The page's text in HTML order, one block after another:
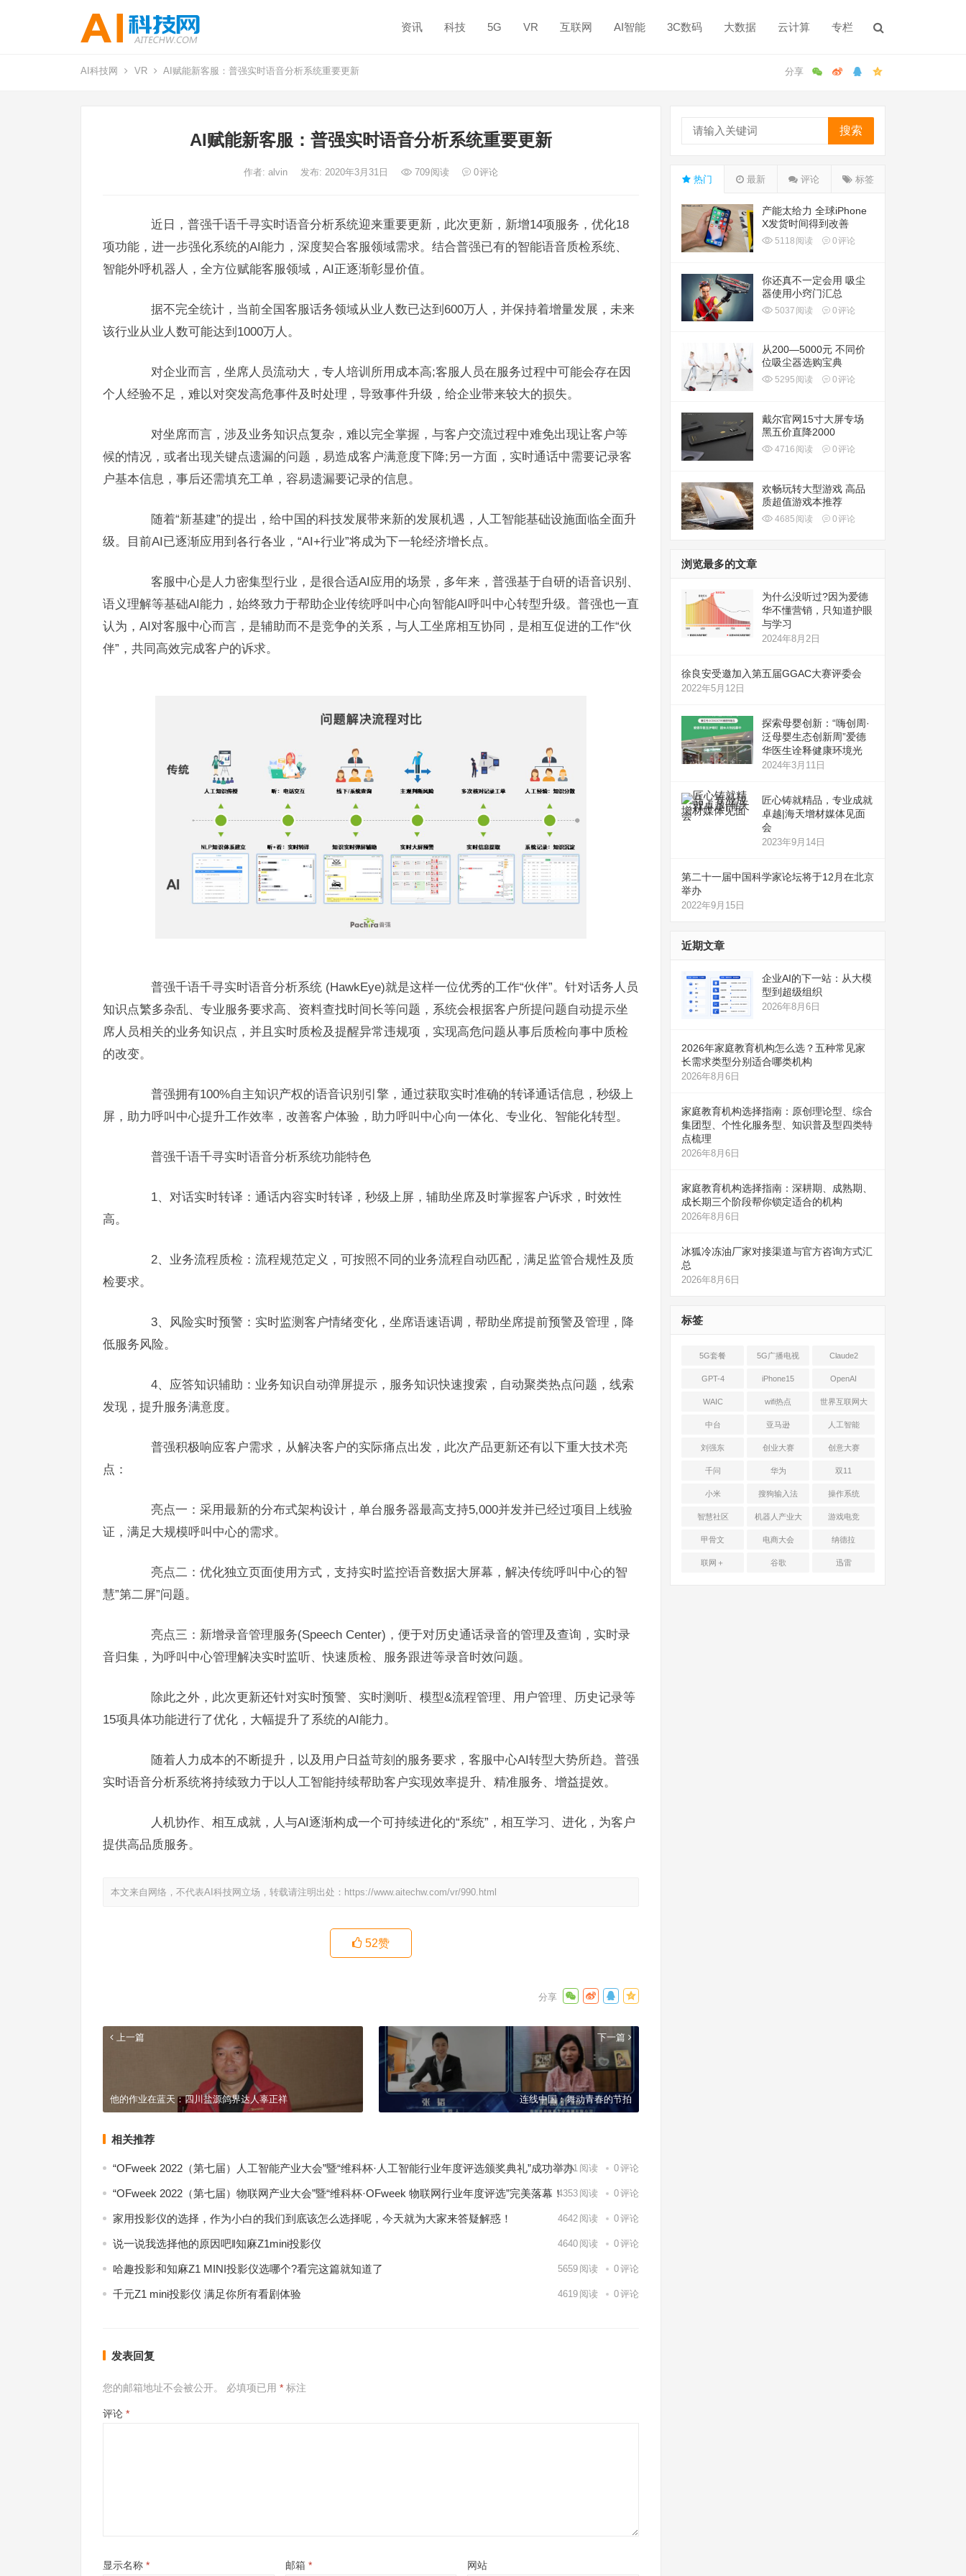
资讯 科技 5G VR 互联网 AI智能 3C数码 大数据 云计算 专栏
AI科技网 VR AI赋能新客服：普强实时语音分析系统重要更新
AI赋能新客服：普强实时语音分析系统重要更新
作者: alvin 发布: 2020年3月31日 709阅读 0评论
近日，普强千语千寻实时语音分析系统迎来重要更新，此次更新，新增14项服务，优化18
项功能，进一步强化系统的AI能力，深度契合客服领域需求。结合普强已有的智能语音质检系统、
智能外呼机器人，全方位赋能客服领域，AI正逐渐彰显价值。
据不完全统计，当前全国客服话务领域从业人数已达到600万人，并保持着增量发展，未来
该行业从业人数可能达到1000万人。
对企业而言，坐席人员流动大，专人培训所用成本高;客服人员在服务过程中可能会存在因
个人经验不足，难以对突发高危事件及时处理，导致事件升级，给企业带来较大的损失。
对坐席而言，涉及业务知识点复杂，难以完全掌握，与客户交流过程中难免出现让客户等
候的情况，或者出现关键点遗漏的问题，易造成客户满意度下降;另一方面，实时通话中需要记录客
户基本信息，事后还需填充工单，容易遗漏要记录的信息。
随着“新基建”的提出，给中国的科技发展带来新的发展机遇，人工智能基础设施面临全面升
级。目前AI已逐渐应用到各行各业，“AI+行业”将成为下一轮经济增长点。
客服中心是人力密集型行业，是很合适AI应用的场景，多年来，普强基于自研的语音识别、
语义理解等基础AI能力，始终致力于帮助企业传统呼叫中心向智能AI呼叫中心转型升级。普强也一直
认为，AI对客服中心而言，是辅助而不是竞争的关系，与人工坐席相互协同，是相互促进的工作“伙
伴”，共同高效完成客户的诉求。
普强千语千寻实时语音分析系统 (HawkEye)就是这样一位优秀的工作“伙伴”。针对话务人员
知识点繁多杂乱、专业服务要求高、资料查找时间长等问题，系统会根据客户所提问题自动提示坐
席人员相关的业务知识点，并且实时质检及提醒异常违规项，实现高危问题从事后质检向事中质检
的改变。
普强拥有100%自主知识产权的语音识别引擎，通过获取实时准确的转译通话信息，秒级上
屏，助力呼叫中心提升工作效率，改善客户体验，助力呼叫中心向一体化、专业化、智能化转型。
普强千语千寻实时语音分析系统功能特色
1、对话实时转译：通话内容实时转译，秒级上屏，辅助坐席及时掌握客户诉求，时效性
高。
2、业务流程质检：流程规范定义，可按照不同的业务流程自动匹配，满足监管合规性及质
检要求。
3、风险实时预警：实时监测客户情绪变化，坐席语速语调，帮助坐席提前预警及管理，降
低服务风险。
4、应答知识辅助：业务知识自动弹屏提示，服务知识快速搜索，自动聚类热点问题，线索
发现，提升服务满意度。
普强积极响应客户需求，从解决客户的实际痛点出发，此次产品更新还有以下重大技术亮
点：
亮点一：采用最新的分布式架构设计，单台服务器最高支持5,000并发并已经过项目上线验
证，满足大规模呼叫中心的需求。
亮点二：优化独立页面使用方式，支持实时监控语音数据大屏幕，解决传统呼叫中心的智
慧”第二屏”问题。
亮点三：新增录音管理服务(Speech Center)，便于对历史通话录音的管理及查询，实时录
音归集，为呼叫中心管理解决实时监听、快速质检、服务跟进等录音时效问题。
除此之外，此次更新还针对实时预警、实时测听、模型&流程管理、用户管理、历史记录等
15项具体功能进行了优化，大幅提升了系统的AI能力。
随着人力成本的不断提升，以及用户日益苛刻的服务要求，客服中心AI转型大势所趋。普强
实时语音分析系统将持续致力于以人工智能持续帮助客户实现效率提升、精准服务、增益提效。
人机协作、相互成就，人与AI逐渐构成一个可持续进化的“系统”，相互学习、进化，为客户
提供高品质服务。
本文来自网络，不代表AI科技网立场，转载请注明出处： https://www.aitechw.com/vr/990.html
52赞
上一篇
他的作业在蓝天：四川盐源鸽界达人辜正祥
下一篇
连线中国：舞动青春的节拍
相关推荐
“OFweek 2022（第七届）人工智能产业大会”暨“维科杯·人工智能行业年度评选颁奖典礼”成功举办
4291 阅读 0评论
“OFweek 2022（第七届）物联网产业大会”暨“维科杯·OFweek 物联网行业年度评选”完美落幕！4353 阅读 0评论
家用投影仪的选择，作为小白的我们到底该怎么选择呢，今天就为大家来答疑解惑！ 4642 阅读 0评论
说一说我选择他的原因吧‖知麻Z1mini投影仪 4640 阅读 0评论
哈趣投影和知麻Z1 MINI投影仪选哪个?看完这篇就知道了 5659 阅读 0评论
千元Z1 mini投影仪 满足你所有看剧体验 4619 阅读 0评论
发表回复
您的邮箱地址不会被公开。 必填项已用 * 标注
评论 *
显示名称 * 邮箱 * 网站
搜索
热门 最新 评论 标签
产能太给力 全球iPhone
X发货时间得到改善
5118 阅读 0评论
你还真不一定会用 吸尘
器使用小窍门汇总
5037 阅读 0评论
从200—5000元 不同价
位吸尘器选购宝典
5295 阅读 0评论
戴尔官网15寸大屏专场
黑五价直降2000
4716 阅读 0评论
欢畅玩转大型游戏 高品
质超值游戏本推荐
4685 阅读 0评论
浏览最多的文章
为什么没听过?因为爱德
华不懂营销，只知道护眼
与学习
2024年8月2日
徐良安受邀加入第五届GGAC大赛评委会
2022年5月12日
探索母婴创新：“嗨创周·
泛母婴生态创新周”爱德
华医生诠释健康环境光
2024年3月11日
匠心铸就精品，专业成就
卓越|海天增材媒体见面
会
2023年9月14日
第二十一届中国科学家论坛将于12月在北京
举办
2022年9月15日
近期文章
企业AI的下一站：从大模
型到超级组织
2026年8月6日
2026年家庭教育机构怎么选？五种常见家
长需求类型分别适合哪类机构
2026年8月6日
家庭教育机构选择指南：原创理论型、综合
集团型、个性化服务型、知识普及型四类特
点梳理
2026年8月6日
家庭教育机构选择指南：深耕期、成熟期、
成长期三个阶段帮你锁定适合的机构
2026年8月6日
冰狐冷冻油厂家对接渠道与官方咨询方式汇
总
2026年8月6日
标签
5G套餐 5G广播电视 Claude2
GPT-4 iPhone15 OpenAI
WAIC wifi热点 世界互联网大
会
中台 亚马逊 人工智能
刘强东 创业大赛 创意大赛
千问 华为 双11
小米 搜狗输入法 操作系统
智慧社区 机器人产业大
会
游戏电竞
甲骨文 电商大会 纳德拉
联网＋ 谷歌 迅雷